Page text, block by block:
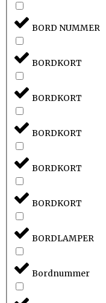
BORD NUMMER
BORDKORT
BORDKORT
BORDKORT
BORDKORT
BORDKORT
BORDLAMPER
Bordnummer